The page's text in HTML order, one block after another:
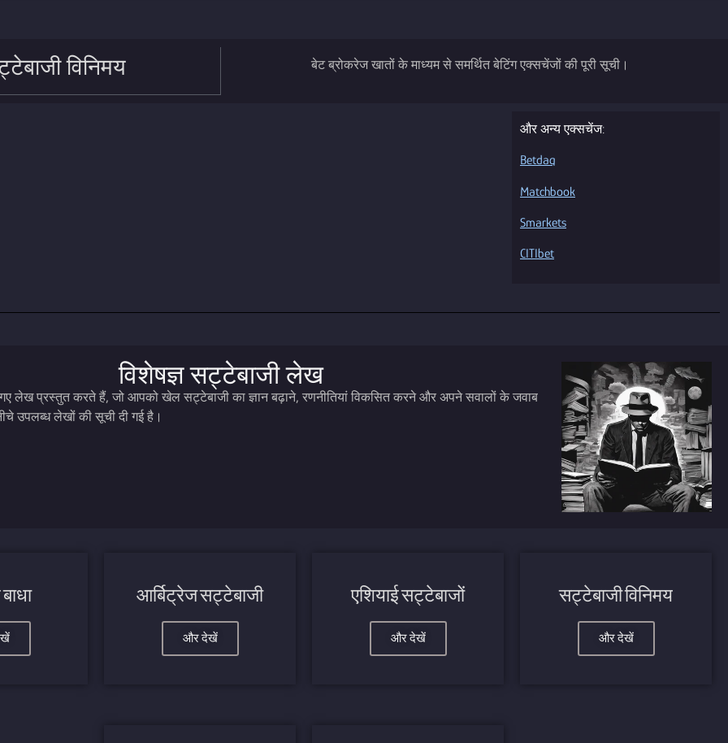
विनिमय बेट ब्रोकरेज खातों के माध्यम से समर्थित बेटिंग एक्सचेंजों की पूरी सूची।
और अन्य एक्सचेंज:
Betdaq
Matchbook
Smarkets
CITIbet
विशेषज्ञ सट्टेबाजी लेख
गए लेख प्रस्तुत करते हैं, जो आपको खेल सट्टेबाजी का ज्ञान बढ़ाने, रणनीतियां विकसित करने और अपने सवालों के जवाब
उपलब्ध लेखों की सूची दी गई है।
आर्बिट्रेज सट्टेबाजी
और देखें
एशियाई सट्टेबाजों
और देखें
सट्टेबाजी विनिमय
और देखें